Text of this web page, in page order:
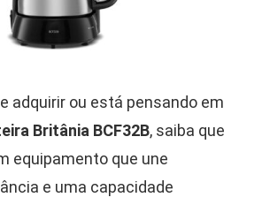
adquirir ou está pensando em
Britânia BCF32B, saiba que
equipamento que une
e uma capacidade